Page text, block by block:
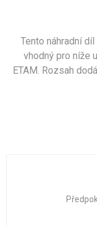
Tento náhradní
vhodný pro níže
ETAM. Rozsah